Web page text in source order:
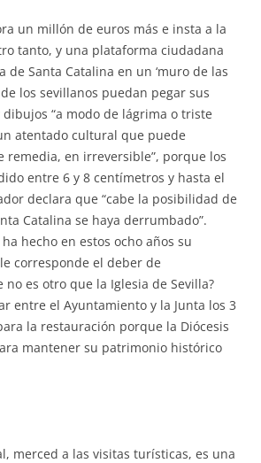
un millón de euros más e insta a la
tanto, y una plataforma ciudadana
de Santa Catalina en un ‘muro de las
los sevillanos puedan pegar sus
“a modo de lágrima o triste
atentado cultural que puede
remedia, en irreversible”, porque los
entre 6 y 8 centímetros y hasta el
declara que “cabe la posibilidad de
Catalina se haya derrumbado”.
hecho en estos ocho años su
corresponde el deber de
no es otro que la Iglesia de Sevilla?
entre el Ayuntamiento y la Junta los 3
la restauración porque la Diócesis
mantener su patrimonio histórico
merced a las visitas turísticas, es una